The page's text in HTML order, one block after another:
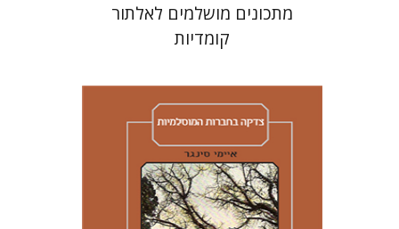
מתכונים מושלמים לאלתור
קומדיות
איימי סינגר
יצחק חן
אבנר גלעדי
מירי
אליאב-פלדון
רענן ריין
דורון מגן